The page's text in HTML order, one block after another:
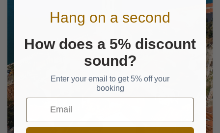
Hang on a second
How does a 5% discount
sound?
Enter your email to get 5% off your
booking
Email